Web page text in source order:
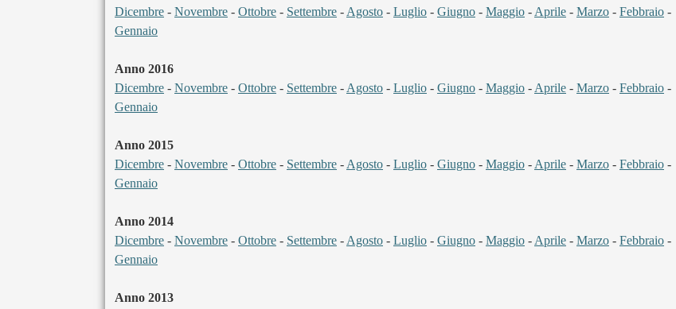
Dicembre - Novembre - Ottobre - Settembre - Agosto - Luglio - Giugno - Maggio - Aprile - Marzo - Febbraio -
Gennaio
Anno 2016
Dicembre - Novembre - Ottobre - Settembre - Agosto - Luglio - Giugno - Maggio - Aprile - Marzo - Febbraio -
Gennaio
Anno 2015
Dicembre - Novembre - Ottobre - Settembre - Agosto - Luglio - Giugno - Maggio - Aprile - Marzo - Febbraio -
Gennaio
Anno 2014
Dicembre - Novembre - Ottobre - Settembre - Agosto - Luglio - Giugno - Maggio - Aprile - Marzo - Febbraio -
Gennaio
Anno 2013